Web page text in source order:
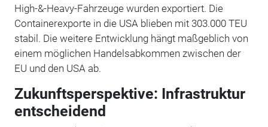
High-&-Heavy-Fahrzeuge wurden exportiert. Die
Containerexporte in die USA blieben mit 303.000 TEU
stabil. Die weitere Entwicklung hängt maßgeblich von
einem möglichen Handelsabkommen zwischen der
EU und den USA ab.
Zukunftsperspektive: Infrastruktur
entscheidend